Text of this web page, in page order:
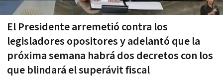
El Presidente arremetió contra los
legisladores opositores y adelantó que la
próxima semana habrá dos decretos con los
que blindará el superávit fiscal